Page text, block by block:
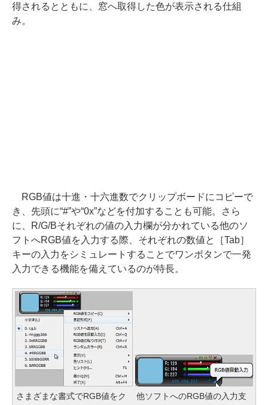
得されるとともに、窓へ取得した色が表示される仕組
み。
RGB値は十進・十六進数でクリップボードにコピーで
き、先頭に“#”や“0x”などを付加することも可能。さら
に、R/G/Bそれぞれの値の入力欄が分かれている他のソ
フトへRGB値を入力する際、それぞれの数値と［Tab］
キーの入力をシミュレートすることでワンボタンで一発
入力できる機能を備えているのが特長。
さまざまな書式でRGB値をク
他ソフトへのRGB値の入力支